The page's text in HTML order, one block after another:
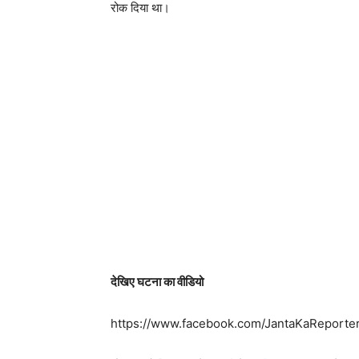
रोक दिया था।
देखिए घटना का वीडियो
https://www.facebook.com/